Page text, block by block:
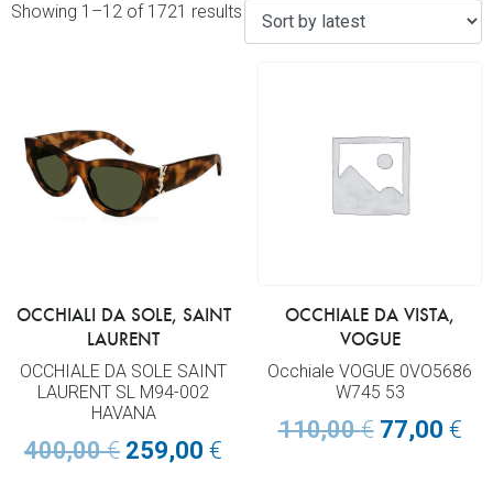
Showing 1–12 of 1721 results
OCCHIALI DA SOLE, SAINT
LAURENT
OCCHIALE DA SOLE SAINT
LAURENT SL M94-002
HAVANA
400,00€ 259,00 €
OCCHIALE DA VISTA,
VOGUE
Occhiale VOGUE 0VO5686
W745 53
110,00€ 77,00 €